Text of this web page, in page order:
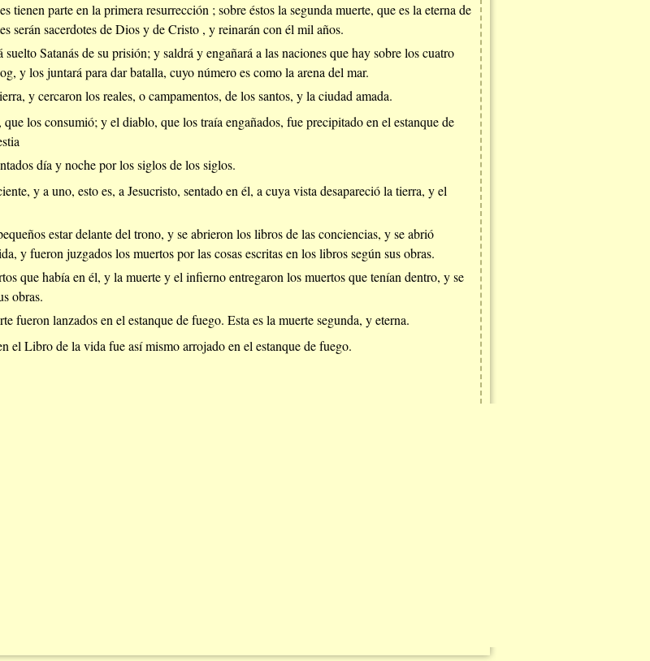
tienen parte en la primera resurrección ; sobre éstos la segunda muerte, que es la eterna de
serán sacerdotes de Dios y de Cristo , y reinarán con él mil años.
Satanás de su prisión; y saldrá y engañará a las naciones que hay sobre los cuatro
y los juntará para dar batalla, cuyo número es como la arena del mar.
y cercaron los reales, o campamentos, de los santos, y la ciudad amada.
los consumió; y el diablo, que los traía engañados, fue precipitado en el estanque de
día y noche por los siglos de los siglos.
y a uno, esto es, a Jesucristo, sentado en él, a cuya vista desapareció la tierra, y el
estar delante del trono, y se abrieron los libros de las conciencias, y se abrió
y fueron juzgados los muertos por las cosas escritas en los libros según sus obras.
que había en él, y la muerte y el infierno entregaron los muertos que tenían dentro, y se
obras.
fueron lanzados en el estanque de fuego. Esta es la muerte segunda, y eterna.
el Libro de la vida fue así mismo arrojado en el estanque de fuego.